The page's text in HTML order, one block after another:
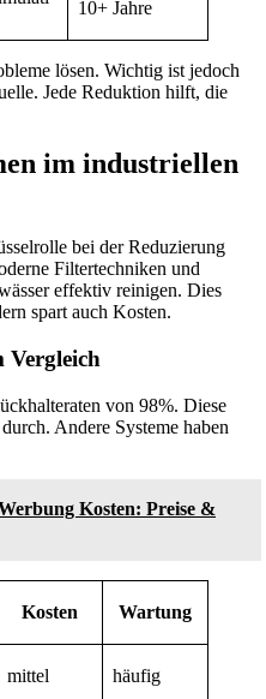
10+ Jahre
lösen. Wichtig ist jedoch
Jede Reduktion hilft, die
im industriellen
bei der Reduzierung
Filtertechniken und
effektiv reinigen. Dies
spart auch Kosten.
Vergleich
von 98%. Diese
Andere Systeme haben
Kosten: Preise &
Kosten Wartung
mittel häufig